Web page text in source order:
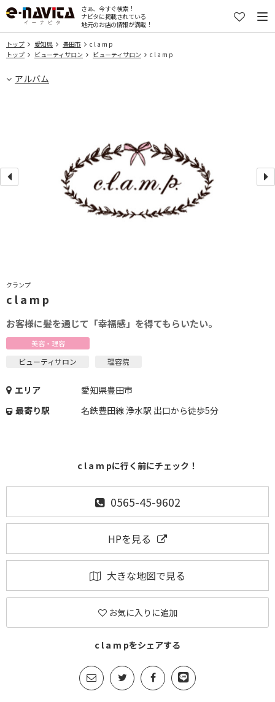
さぁ、今すぐ検索！
ナビタに掲載されている
地元のお店の情報が満載！
トップ 愛知県 豊田市
c l a m p
トップ
ビューティサロン ビューティサロン c l a m p
アルバム
クランプ
c l a m p
お客様に髪を通じて「幸福感」を得てもらいたい。
美容・理容
ビューティサロン 理容院
エリア
愛知県豊田市
最寄り駅
名鉄豊田線 浄水駅 出口から徒歩5分
c l a m pに行く前にチェック！
0565-45-9602
HPを見る
大きな地図で見る
お気に入りに追加
c l a m pをシェアする